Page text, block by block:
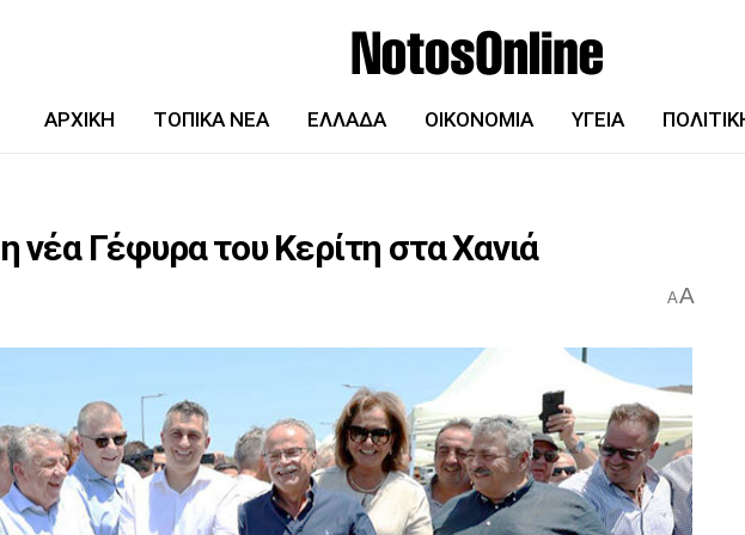
ΑΡΧΙΚΉ ΤΟΠΙΚΆ ΝΈΑ ΕΛΛΆΔΑ ΟΙΚΟΝΟΜΊΑ ΥΓΕΊΑ
νέα Γέφυρα του Κερίτη στα Χανιά
AA